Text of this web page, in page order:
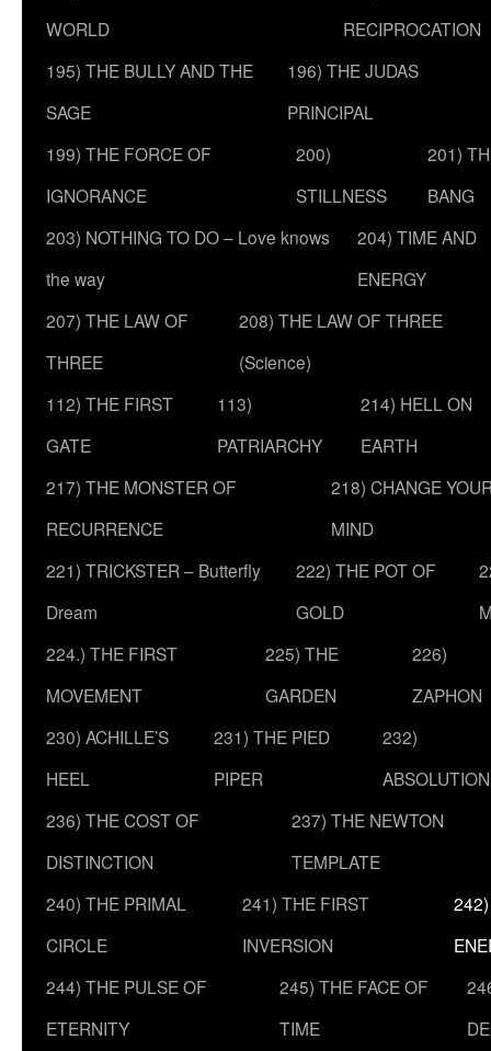
WORLD
RECIPROCATION
195) THE BULLY AND THE
SAGE
196) THE JUDAS
PRINCIPAL
199) THE FORCE OF
IGNORANCE
200)
STILLNESS
201)
BANG
203) NOTHING TO DO – Love knows
the way
204) TIME AND
ENERGY
207) THE LAW OF
THREE
208) THE LAW OF THREE
(Science)
112) THE FIRST
GATE
113)
PATRIARCHY
214) HELL ON
EARTH
217) THE MONSTER OF
RECURRENCE
218) CHANGE
MIND
221) TRICKSTER – Butterfly
Dream
222) THE POT OF
GOLD
224.) THE FIRST
MOVEMENT
225) THE
GARDEN
226)
ZAPHON
230) ACHILLE’S
HEEL
231) THE PIED
PIPER
232)
ABSOLUTION
236) THE COST OF
DISTINCTION
237) THE NEWTON
TEMPLATE
240) THE PRIMAL
CIRCLE
241) THE FIRST
INVERSION
244) THE PULSE OF
ETERNITY
245) THE FACE OF
TIME